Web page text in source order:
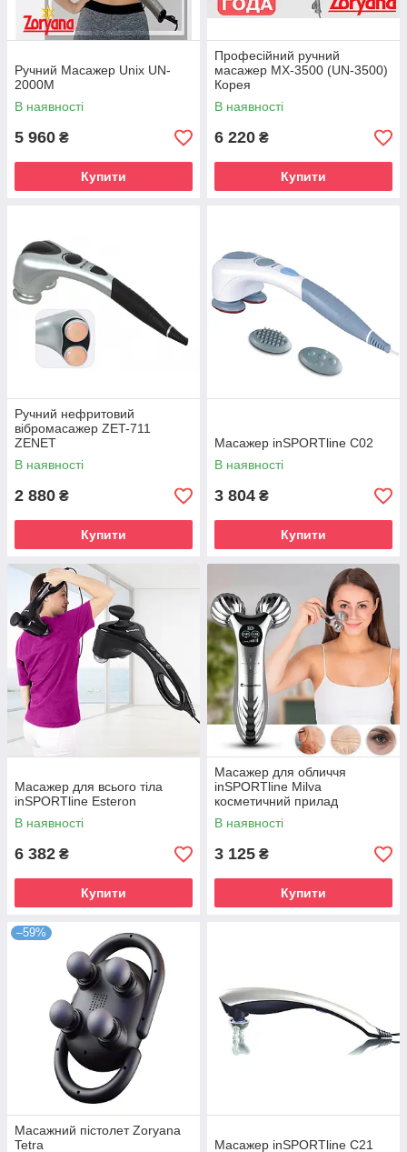
Ручний Масажер Unix UN-
2000M
В наявності
5 960 ₴
Купити
Професійний ручний
масажер MX-3500 (UN-3500)
Корея
В наявності
6 220 ₴
Купити
Ручний нефритовий
вібромасажер ZET-711
ZENET
В наявності
2 880 ₴
Купити
Масажер inSPORTline C02
В наявності
3 804 ₴
Купити
Масажер для всього тіла
inSPORTline Esteron
В наявності
6 382 ₴
Купити
Масажер для обличчя
inSPORTline Milva
косметичний прилад
В наявності
3 125 ₴
Купити
–59%
Масажний пістолет Zoryana
Tetra
Масажер inSPORTline C21